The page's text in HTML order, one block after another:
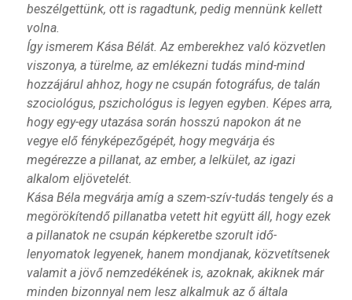
beszélgettünk, ott is ragadtunk, pedig mennünk kellett
volna.
Így ismerem Kása Bélát. Az emberekhez való közvetlen
viszonya, a türelme, az emlékezni tudás mind-mind
hozzájárul ahhoz, hogy ne csupán fotográfus, de talán
szociológus, pszichológus is legyen egyben. Képes arra,
hogy egy-egy utazása során hosszú napokon át ne
vegye elő fényképezőgépét, hogy megvárja és
megérezze a pillanat, az ember, a lelkület, az igazi
alkalom eljövetelét.
Kása Béla megvárja amíg a szem-szív-tudás tengely és a
megörökítendő pillanatba vetett hit együtt áll, hogy ezek
a pillanatok ne csupán képkeretbe szorult idő-
lenyomatok legyenek, hanem mondjanak, közvetítsenek
valamit a jövő nemzedékének is, azoknak, akiknek már
minden bizonnyal nem lesz alkalmuk az ő általa